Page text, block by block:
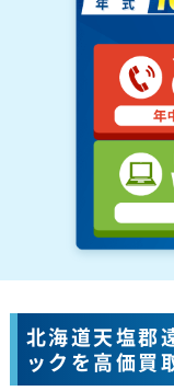
北海道天塩郡
ックを高価買